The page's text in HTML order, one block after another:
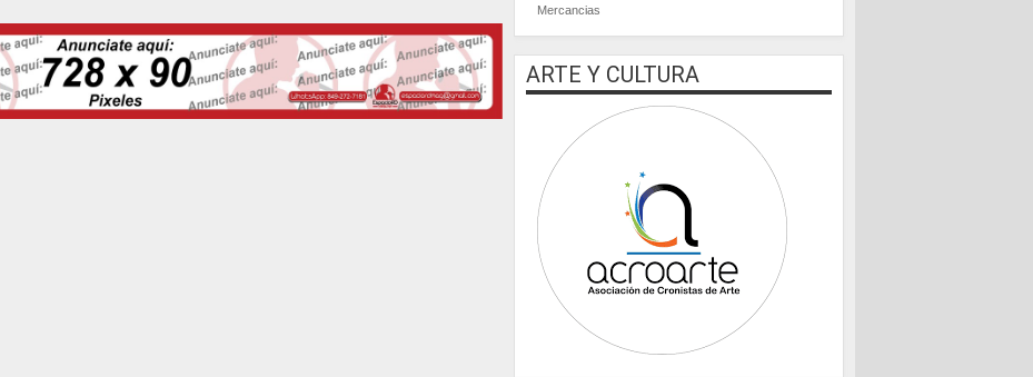
Mercancias
ARTE Y CULTURA